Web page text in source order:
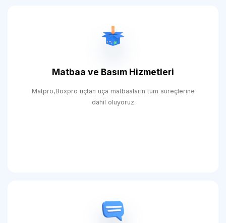
Matbaa ve Basım Hizmetleri
Matpro,Boxpro uçtan uça matbaaların tüm süreçlerine
dahil oluyoruz